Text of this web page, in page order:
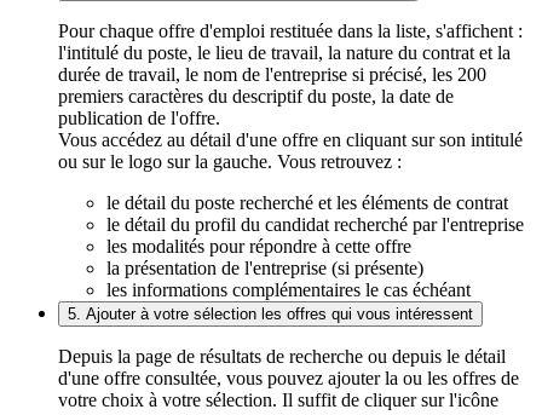
Pour chaque offre d'emploi restituée dans la liste, s'affichent :
l'intitulé du poste, le lieu de travail, la nature du contrat et la
durée de travail, le nom de l'entreprise si précisé, les 200
premiers caractères du descriptif du poste, la date de
publication de l'offre.
Vous accédez au détail d'une offre en cliquant sur son intitulé
ou sur le logo sur la gauche. Vous retrouvez :
le détail du poste recherché et les éléments de contrat
le détail du profil du candidat recherché par l'entreprise
les modalités pour répondre à cette offre
la présentation de l'entreprise (si présente)
les informations complémentaires le cas échéant
5. Ajouter à votre sélection les offres qui vous intéressent
Depuis la page de résultats de recherche ou depuis le détail
d'une offre consultée, vous pouvez ajouter la ou les offres de
votre choix à votre sélection. Il suffit de cliquer sur l'icône